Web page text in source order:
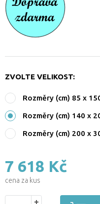
ZVOLTE VELIKOST:
Rozměry (cm) 85 x
Rozměry (cm) 140 x
Rozměry (cm) 200 x
7 618 Kč
cena za kus